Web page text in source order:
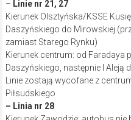
– Linie nr 21, 27
Kierunek Olsztyńska/KSSE
Daszyńskiego do Mirowskiej
zamiast Starego Rynku)
Kierunek centrum: od Faradaya
Daszyńskiego, następnie I Aleją
Linie zostają wycofane z
Piłsudskiego
– Linia nr 28